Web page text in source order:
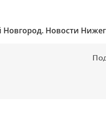
Новости